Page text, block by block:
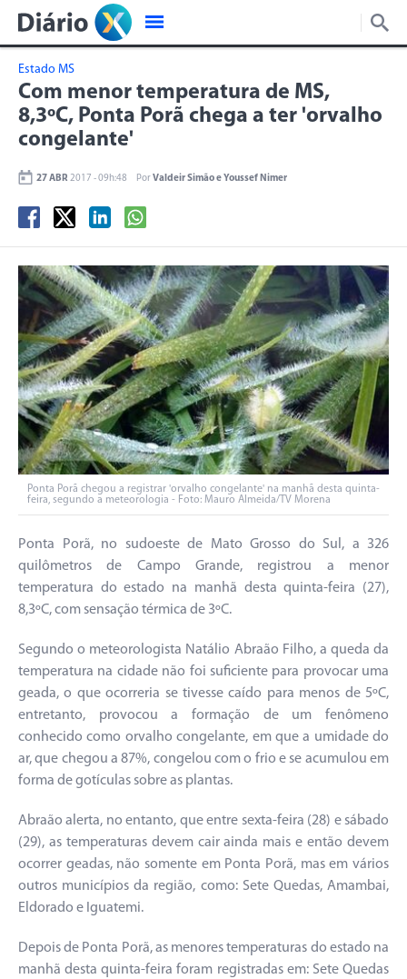
Estado MS
Com menor temperatura de MS,
8,3ºC, Ponta Porã chega a ter 'orvalho
congelante'
27 ABR 2017 - 09h:48 PorValdeir Simão e Youssef Nimer
Ponta Porã chegou a registrar 'orvalho congelante' na manhã desta quinta-
feira, segundo a meteorologia - Foto: Mauro Almeida/TV Morena
Ponta Porã, no sudoeste de Mato Grosso do Sul, a 326
quilômetros de Campo Grande, registrou a menor
temperatura do estado na manhã desta quinta-feira (27),
8,3ºC, com sensação térmica de 3ºC.
Segundo o meteorologista Natálio Abraão Filho, a queda da
temperatura na cidade não foi suficiente para provocar uma
geada, o que ocorreria se tivesse caído para menos de 5ºC,
entretanto, provocou a formação de um fenômeno
conhecido como orvalho congelante, em que a umidade do
ar, que chegou a 87%, congelou com o frio e se acumulou em
forma de gotículas sobre as plantas.
Abraão alerta, no entanto, que entre sexta-feira (28) e sábado
(29), as temperaturas devem cair ainda mais e então devem
ocorrer geadas, não somente em Ponta Porã, mas em vários
outros municípios da região, como: Sete Quedas, Amambai,
Eldorado e Iguatemi.
Depois de Ponta Porã, as menores temperaturas do estado na
manhã desta quinta-feira foram registradas em: Sete Quedas